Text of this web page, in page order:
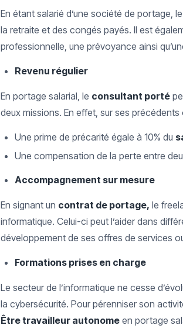
En étant salarié d’une société de portage,
la retraite et des congés payés. Il est
professionnelle, une prévoyance ainsi
Revenu régulier
En portage salarial, le consultant porté
deux missions. En effet, sur ses
Une prime de précarité égale à 10% du
Une compensation de la perte entre
Accompagnement sur mesure
En signant un contrat de portage, le
informatique. Celui-ci peut l’aider dans
développement de ses offres de services
Formations prises en charge
Le secteur de l’informatique ne cesse
la cybersécurité. Pour pérenniser son
Être travailleur autonome en portage